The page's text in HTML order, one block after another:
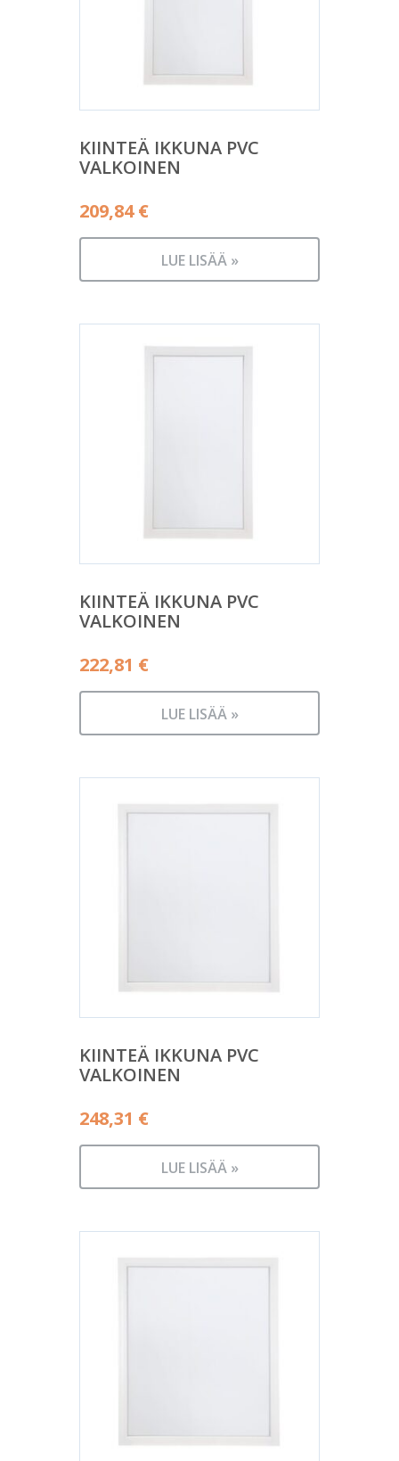
KIINTEÄ IKKUNA PVC
VALKOINEN
209,84€
LUE LISÄÄ »
KIINTEÄ IKKUNA PVC
VALKOINEN
222,81 €
LUE LISÄÄ »
KIINTEÄ IKKUNA PVC
VALKOINEN
248,31 €
LUE LISÄÄ »